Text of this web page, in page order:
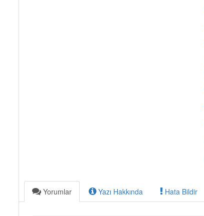
Yorumlar Yazı Hakkında Hata Bildir